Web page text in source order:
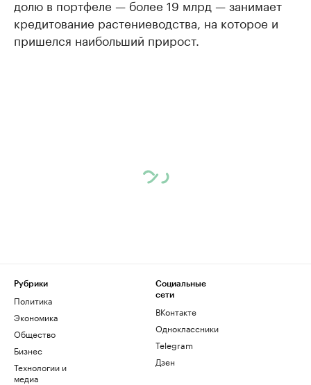
долю в портфеле — более 19 млрд — занимает
кредитование растениеводства, на которое и
пришелся наибольший прирост.
Рубрики
Политика
Экономика
Общество
Бизнес
Технологии и
медиа
Социальные
сети
ВКонтакте
Одноклассники
Telegram
Дзен